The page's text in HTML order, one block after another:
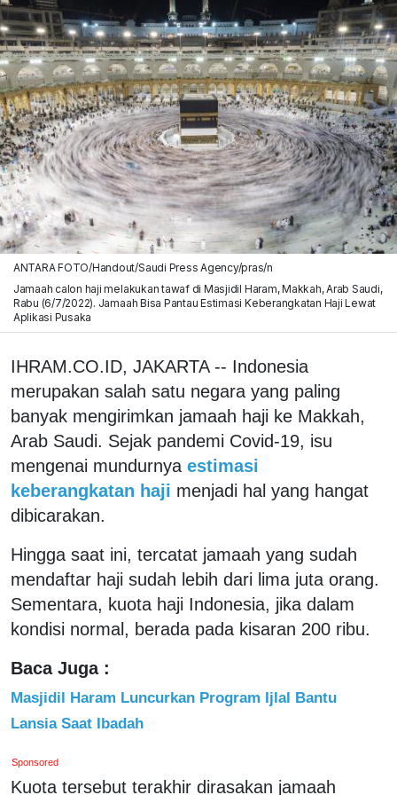
ANTARA FOTO/Handout/Saudi Press Agency/pras/n
Jamaah calon haji melakukan tawaf di Masjidil Haram, Makkah, Arab Saudi,
Rabu (6/7/2022). Jamaah Bisa Pantau Estimasi Keberangkatan Haji Lewat
Aplikasi Pusaka
IHRAM.CO.ID, JAKARTA -- Indonesia
merupakan salah satu negara yang paling
banyak mengirimkan jamaah haji ke Makkah,
Arab Saudi. Sejak pandemi Covid-19, isu
mengenai mundurnya estimasi
keberangkatan haji menjadi hal yang hangat
dibicarakan.
Hingga saat ini, tercatat jamaah yang sudah
mendaftar haji sudah lebih dari lima juta orang.
Sementara, kuota haji Indonesia, jika dalam
kondisi normal, berada pada kisaran 200 ribu.
Baca Juga :
Masjidil Haram Luncurkan Program Ijlal Bantu
Lansia Saat Ibadah
Sponsored
Kuota tersebut terakhir dirasakan jamaah